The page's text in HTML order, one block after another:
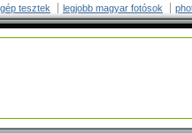
tesztek legjobb magyar fotósok